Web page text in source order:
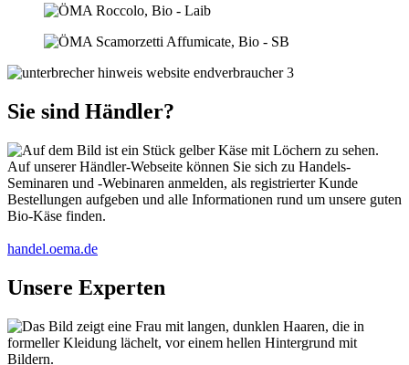
Sie sind Händler?
Auf unserer Händler-Webseite können Sie sich zu Handels-
Seminaren und -Webinaren anmelden, als registrierter Kunde
Bestellungen aufgeben und alle Informationen rund um unsere guten
Bio-Käse finden.
handel.oema.de
Unsere Experten